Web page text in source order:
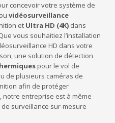
concevoir votre système de
vidéosurveillance
et Ultra HD (4K) dans
vous souhaitiez l’installation
HD dans votre
une solution de détection
pour le vol de
de plusieurs caméras de
afin de protéger
entreprise est à même
surveillance sur-mesure